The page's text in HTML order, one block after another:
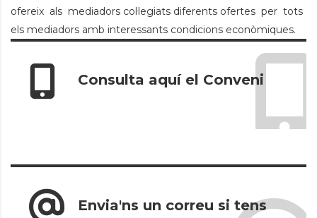
ofereix als mediadors col·legiats diferents ofertes per tots
els mediadors amb interessants condicions econòmiques.
Consulta aquí el Conveni
Envia'ns un correu si tens